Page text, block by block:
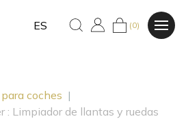
ES (0)
coches |
: Limpiador de llantas y ruedas